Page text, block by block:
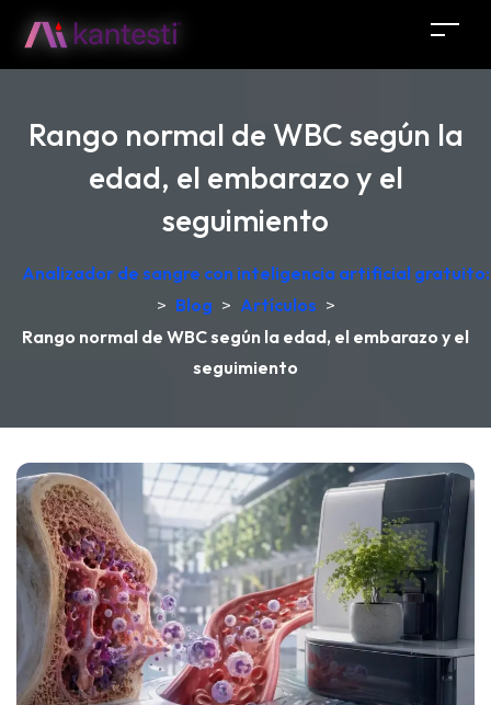
Rango normal de WBC según la
edad, el embarazo y el
seguimiento
Analizador de sangre con inteligencia artificial
> Blog > Artículos >
Rango normal de WBC según la edad, el embarazo y el
seguimiento